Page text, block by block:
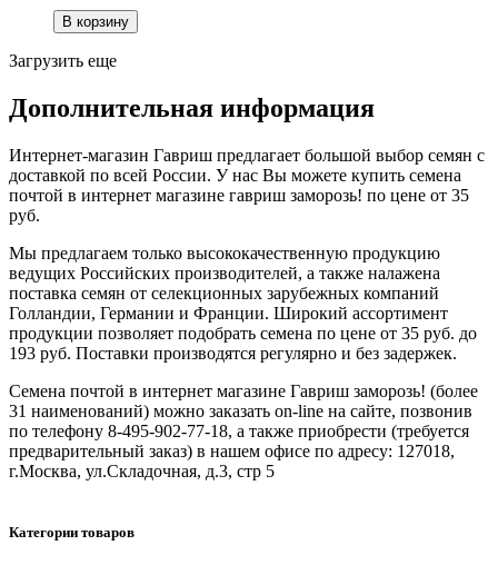
Загрузить еще
Дополнительная информация
Интернет-магазин Гавриш предлагает большой выбор семян с
доставкой по всей России. У нас Вы можете купить семена
почтой в интернет магазине гавриш заморозь! по цене от 35
руб.
Мы предлагаем только высококачественную продукцию
ведущих Российских производителей, а также налажена
поставка семян от селекционных зарубежных компаний
Голландии, Германии и Франции. Широкий ассортимент
продукции позволяет подобрать семена по цене от 35 руб. до
193 руб. Поставки производятся регулярно и без задержек.
Семена почтой в интернет магазине Гавриш заморозь! (более
31 наименований) можно заказать on-line на сайте, позвонив
по телефону 8-495-902-77-18, а также приобрести (требуется
предварительный заказ) в нашем офисе по адресу: 127018,
г.Москва, ул.Складочная, д.3, стр 5
Категории товаров